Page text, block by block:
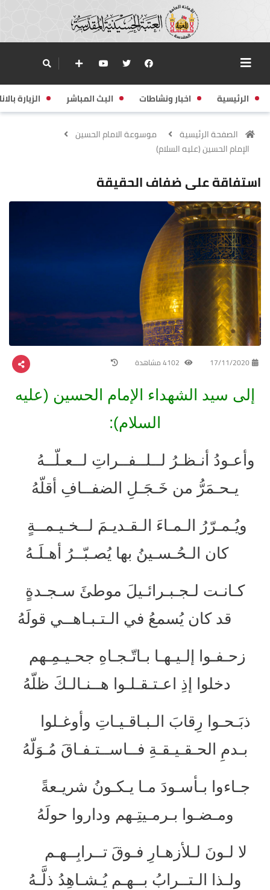
الرئيسية اخبار ونشاطات البث المباشر الزيارة
الصفحة الرئيسية
موسوعة الامام الحسين
الإمام الحسين (عليه السلام)
استفاقة على ضفاف الحقيقة
17/11/2020
إلى سيد الشهداء الإمام الحسين (عليه
السلام):
وأعـودُ أنـظـرُ لــلــفــراتِ لــعـلّــهُ
يـحـمَرُّ من خَـجَـلِ الضفــافِ أقلّهُ
ويُـمـرّرُ الـمـاءَ الـقـديـمَ لــخـيـمــةٍ
كان الـحُـسـينُ بها يُصـبّــرُ أهـلَـهُ
كـانـت لـجـبـرائـيلَ موطئَ سـجـدةٍ
قد كان يُسمعُ في الـتـبـاهــي قولَهُ
زحـفـوا إلـيـهـا بـاتّـجـاهِ جحـيـمِـهم
دخلوا إذِ اعـتـقـلـوا هــنـالـكَ ظلّهُ
ذبَـحـوا رِقابَ الـبـاقـيـاتِ وأوغـلوا
بـدمِ الحـقـيـقـةِ فــاســتـفـاقَ مُـوَلّهُ
جـاءوا بـأسـودَ مـا يـكـونُ شريـعةً
ومـضـوا بـرمـيتِـهم وداروا حولَهُ
لا لـونَ لـلأزهـارِ فـوقَ تــرابِــهـم
ولـذا الـتــرابُ بــهـم يُـشـاهِدُ ذلَّـهُ